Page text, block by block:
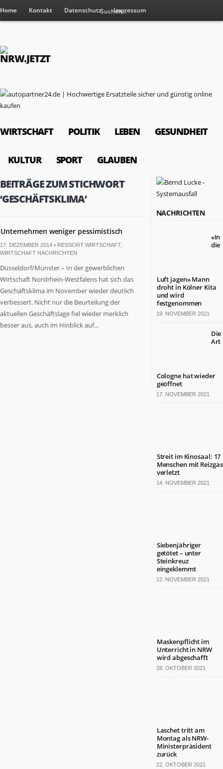
Home Kontakt Datenschutz Impressum
WIRTSCHAFT POLITIK LEBEN GESUNDHEIT
KULTUR SPORT GLAUBEN
BEITRÄGE ZUM STICHWORT
‘GESCHÄFTSKLIMA’
Unternehmen weniger pessimistisch
17. DEZEMBER 2014 • RESSORT WIRTSCHAFT,
WIRTSCHAFT NACHRICHTEN
Düsseldorf/Münster – In der gewerblichen
Wirtschaft Nordrhein-Westfalens hat sich das
Geschäftsklima im November wieder deutlich
verbessert. Nicht nur die Beurteilung der
aktuellen Geschäftslage fiel wieder merklich
besser aus, auch im Hinblick auf...
NACHRICHTEN
«In
die
Luft jagen» Mann
droht in Kölner Kita
und wird
festgenommen
19. NOVEMBER 2021
Die
Art
Cologne hat wieder
geöffnet
17. NOVEMBER 2021
Streit im Kinosaal: 17
Menschen mit Reizgas
verletzt
14. NOVEMBER 2021
Siebenjähriger
getötet – unter
Steinkreuz
eingeklemmt
12. NOVEMBER 2021
Maskenpflicht im
Unterricht in NRW
wird abgeschafft
28. OKTOBER 2021
Laschet tritt am
Montag als NRW-
Ministerpräsident
zurück
22. OKTOBER 2021